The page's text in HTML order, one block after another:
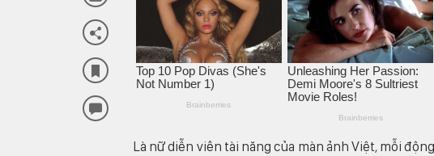
Là nữ diễn viên tài năng của màn ảnh Việt, mỗi